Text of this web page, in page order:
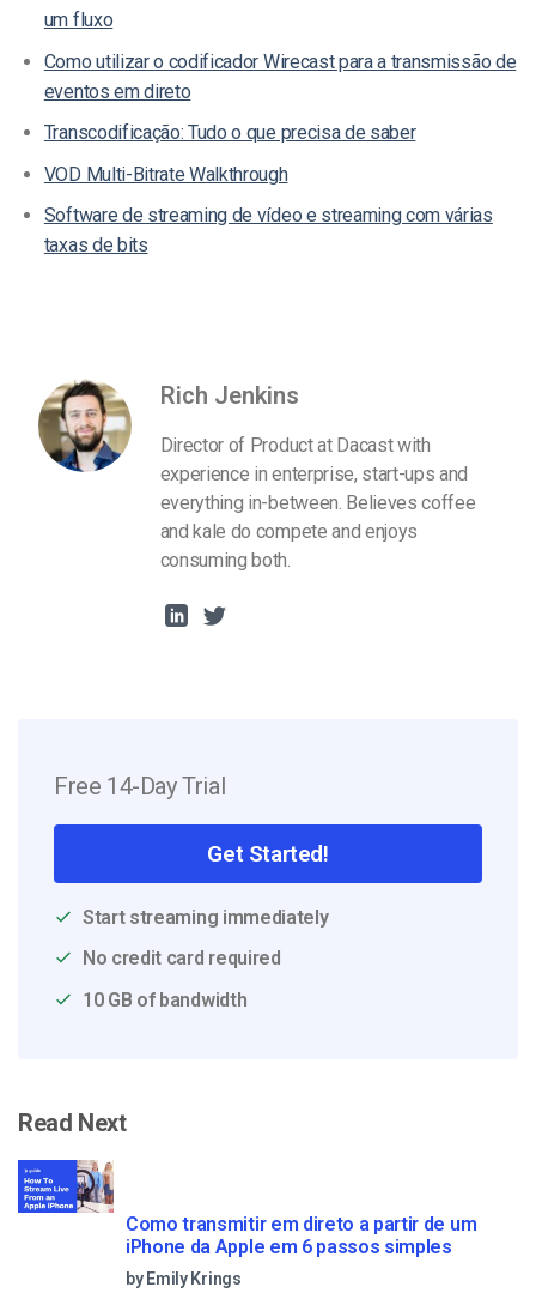
um fluxo
Como utilizar o codificador Wirecast para a transmissão de
eventos em direto
Transcodificação: Tudo o que precisa de saber
VOD Multi-Bitrate Walkthrough
Software de streaming de vídeo e streaming com várias
taxas de bits
Rich Jenkins
Director of Product at Dacast with
experience in enterprise, start-ups and
everything in-between. Believes coffee
and kale do compete and enjoys
consuming both.
Free 14-Day Trial
Get Started!
Start streaming immediately
No credit card required
10 GB of bandwidth
Read Next
Como transmitir em direto a partir de um
iPhone da Apple em 6 passos simples
by Emily Krings